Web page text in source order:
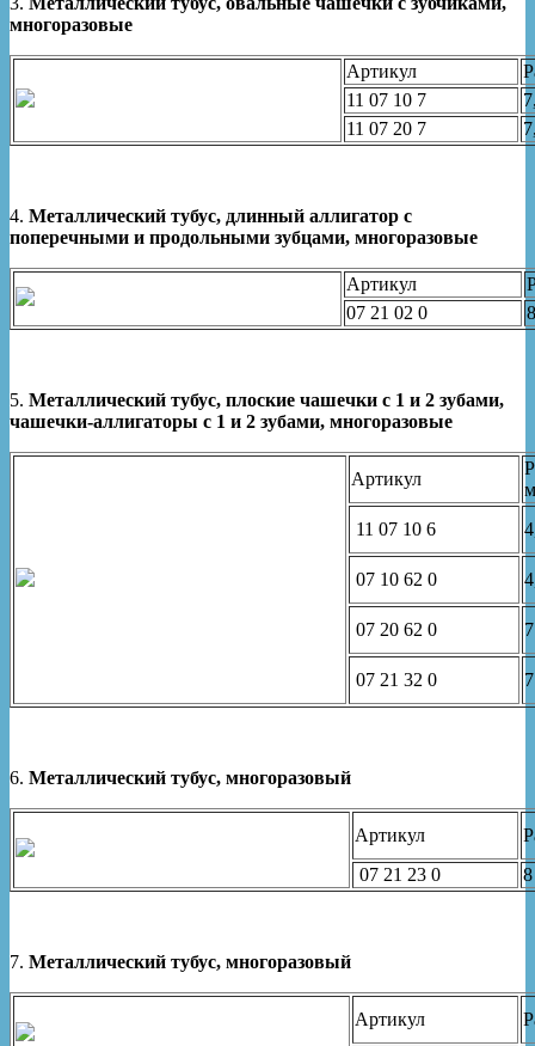
многоразовые
Артикул
11 07 10 7
11 07 20 7
4. Металлический тубус, длинный аллигатор с
поперечными и продольными зубцами, многоразовые
Артикул
07 21 02 0
8
5. Металлический тубус, плоские чашечки с 1 и 2 зубами,
чашечки-аллигаторы с 1 и 2 зубами, многоразовые
Артикул
11 07 10 6
07 10 62 0
07 20 62 0 7
07 21 32 0
6. Металлический тубус, многоразовый
Артикул
07 21 23 0
8
7. Металлический тубус, многоразовый
Артикул